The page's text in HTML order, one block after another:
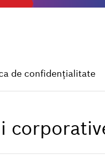
de confidențialitate